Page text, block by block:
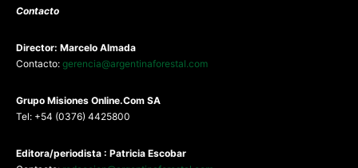
Contacto
Director: Marcelo Almada
Contacto: gerencia@argentinaforestal.com
Grupo Misiones Online.Com SA
Tel: +54 (0376) 4425800
Editora/periodista : Patricia Escobar